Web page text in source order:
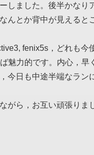
しました。後半かなり
んとか背中が見えると
fenix5s，どれも今
魅力的です。内心，早
今日も中途半端なラン
がら，お互い頑張りま